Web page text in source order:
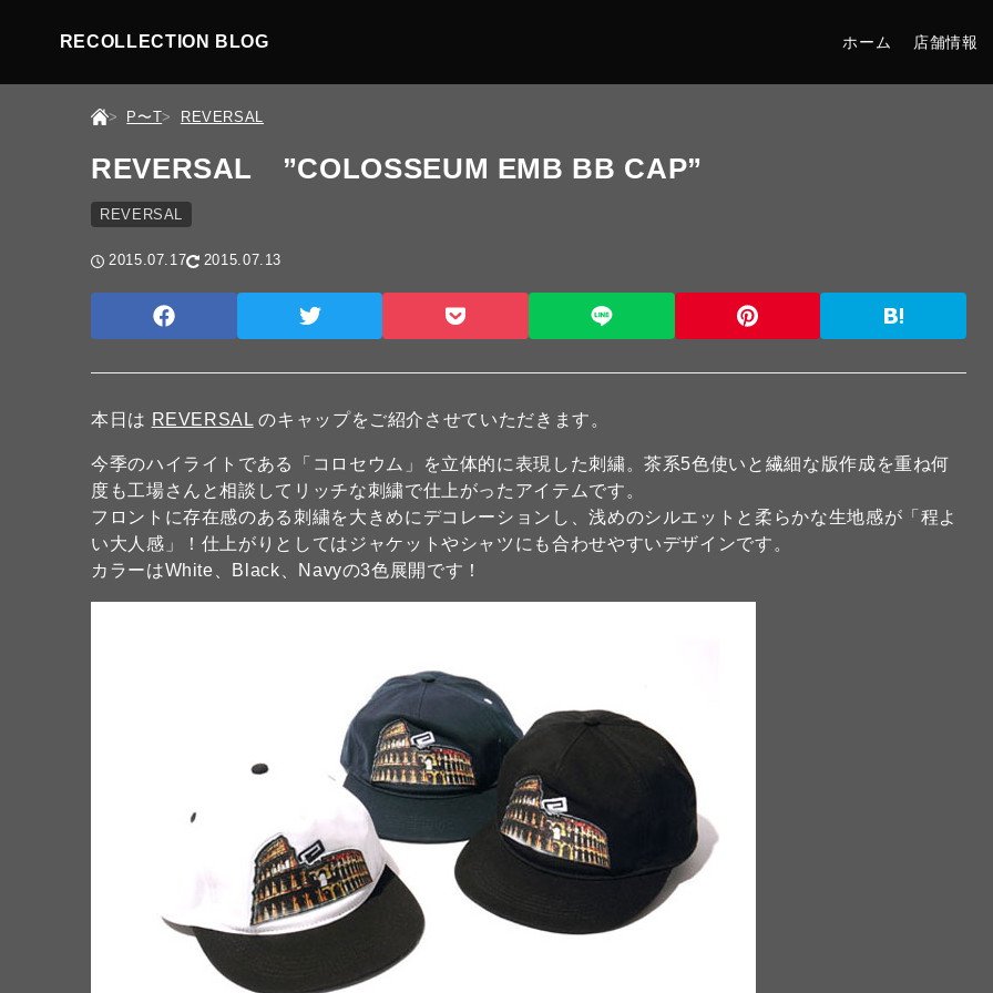
RECOLLECTION BLOG ホーム 店舗情報
P〜T REVERSAL
REVERSAL ”COLOSSEUM EMB BB CAP”
REVERSAL
2015.07.17 2015.07.13
本日は REVERSAL のキャップをご紹介させていただきます。
今季のハイライトである「コロセウム」を立体的に表現した刺繍。茶系5色使いと繊細な版作成を重ね何
度も工場さんと相談してリッチな刺繍で仕上がったアイテムです。
フロントに存在感のある刺繍を大きめにデコレーションし、浅めのシルエットと柔らかな生地感が「程よ
い大人感」！仕上がりとしてはジャケットやシャツにも合わせやすいデザインです。
カラーはWhite、Black、Navyの3色展開です！